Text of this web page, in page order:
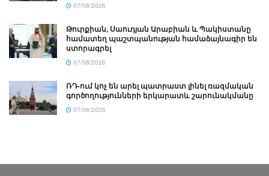
07/08/2026
Թուրքիան, Սաուդյան Արաբիան և Պակիստանը
համատեղ պաշտպանության համաձայնագիր են
ստորագրել
07/08/2026
ՌԴ-ում կոչ են արել պատրաստ լինել ռազմական
գործողությունների երկարատև շարունակմանը
07/08/2026